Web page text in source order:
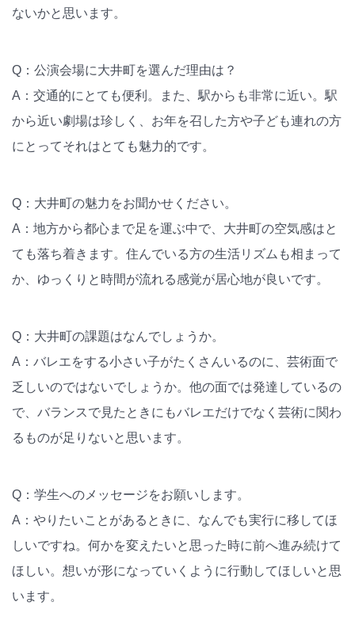
ないかと思います。
Q：公演会場に大井町を選んだ理由は？
A：交通的にとても便利。また、駅からも非常に近い。駅
から近い劇場は珍しく、お年を召した方や子ども連れの方
にとってそれはとても魅力的です。
Q：大井町の魅力をお聞かせください。
A：地方から都心まで足を運ぶ中で、大井町の空気感はと
ても落ち着きます。住んでいる方の生活リズムも相まって
か、ゆっくりと時間が流れる感覚が居心地が良いです。
Q：大井町の課題はなんでしょうか。
A：バレエをする小さい子がたくさんいるのに、芸術面で
乏しいのではないでしょうか。他の面では発達しているの
で、バランスで見たときにもバレエだけでなく芸術に関わ
るものが足りないと思います。
Q：学生へのメッセージをお願いします。
A：やりたいことがあるときに、なんでも実行に移してほ
しいですね。何かを変えたいと思った時に前へ進み続けて
ほしい。想いが形になっていくように行動してほしいと思
います。